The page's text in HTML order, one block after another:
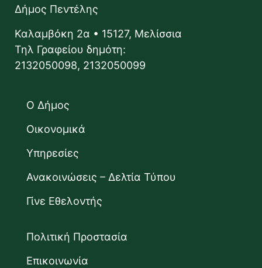
Δήμος Πεντέλης
Καλαμβόκη 2α • 15127, Μελίσσια
Τηλ Γραφείου δημότη:
2132050098, 2132050099
Ο Δήμος
Οικονομικά
Υπηρεσίες
Ανακοινώσεις – Δελτία Τύπου
Γίνε Εθελοντής
Πολιτική Προστασία
Επικοινωνία